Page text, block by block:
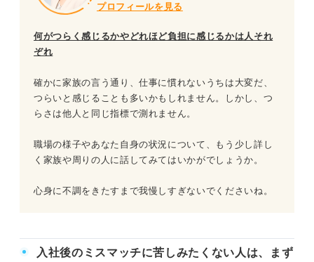
プロフィールを見る
何がつらく感じるかやどれほど負担に感じるかは人それ
ぞれ
確かに家族の言う通り、仕事に慣れないうちは大変だ、
つらいと感じることも多いかもしれません。しかし、つ
らさは他人と同じ指標で測れません。
職場の様子やあなた自身の状況について、もう少し詳し
く家族や周りの人に話してみてはいかがでしょうか。
心身に不調をきたすまで我慢しすぎないでくださいね。
入社後のミスマッチに苦しみたくない人は、まず